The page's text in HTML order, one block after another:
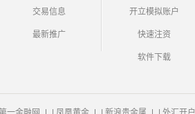
交易信息
最新推广
开立模拟账户
快速注资
软件下载